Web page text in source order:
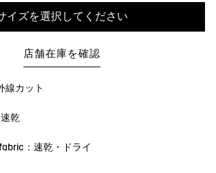
イズを選択してください
店舗在庫を確認
線カット
乾
：速乾・ドライ